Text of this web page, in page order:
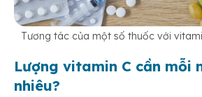
Tương tác của một số thuốc với
Lượng vitamin C cần mỗi
nhiêu?